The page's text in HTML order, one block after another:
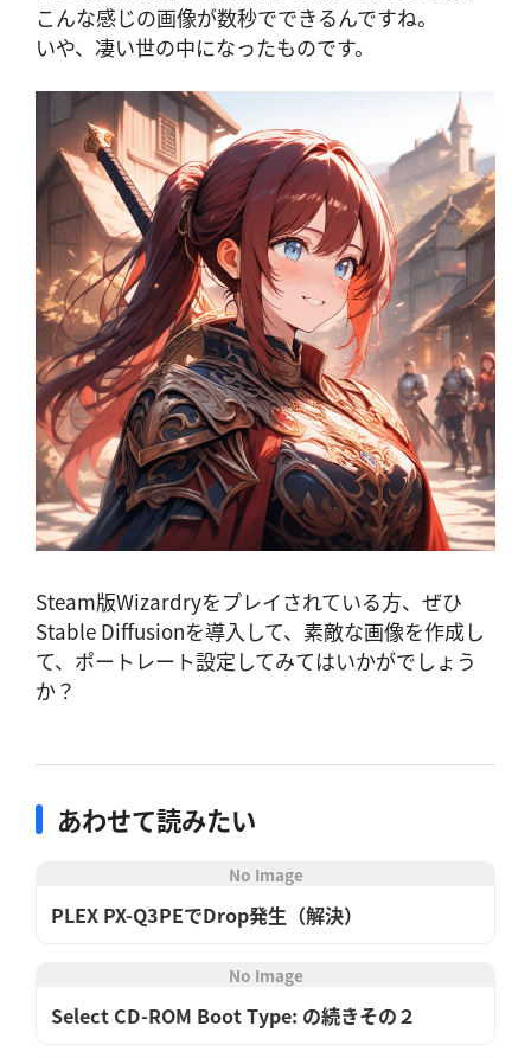
こんな感じの画像が数秒でできるんですね。
いや、凄い世の中になったものです。
Steam版Wizardryをプレイされている方、ぜひ
Stable Diffusionを導入して、素敵な画像を作成し
て、ポートレート設定してみてはいかがでしょう
か？
あわせて読みたい
No Image
PLEX PX-Q3PEでDrop発生（解決）
No Image
Select CD-ROM Boot Type: の続きその２